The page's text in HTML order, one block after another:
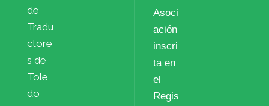
de
Tradu
ctore
s de
Tole
do
Asoci
ación
inscri
ta en
el
Regis